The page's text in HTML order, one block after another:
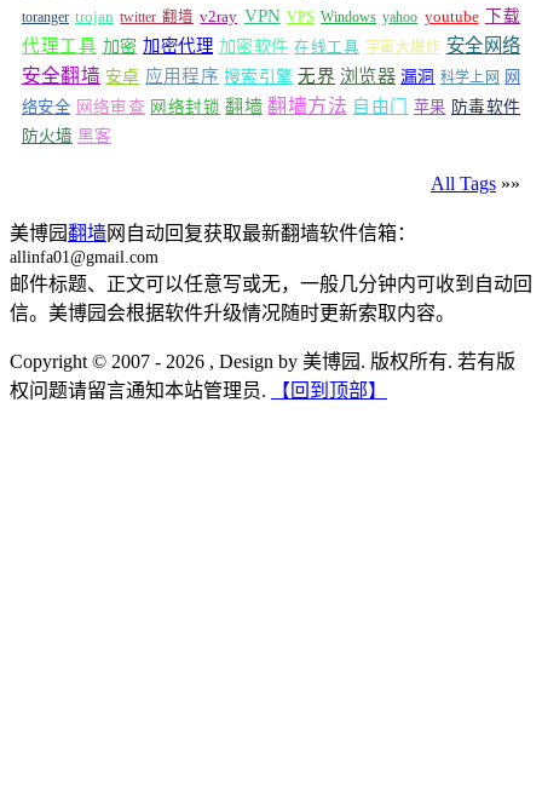
toranger trojan twitter 翻墙 v2ray VPN VPS Windows yahoo youtube 下载
代理工具 加密 加密代理 加密软件 在线工具 宇宙大爆炸 安全网络
安全翻墙 安卓 应用程序 搜索引擎 无界 浏览器 漏洞 科学上网 网
络安全 网络审查 网络封锁 翻墙 翻墙方法 自由门 苹果 防毒软件
防火墙 黑客
All Tags »»
美博园翻墙网自动回复获取最新翻墙软件信箱：
allinfa01@gmail.com
邮件标题、正文可以任意写或无，一般几分钟内可收到自动回
信。美博园会根据软件升级情况随时更新索取内容。
Copyright © 2007 - 2026 , Design by 美博园. 版权所有. 若有版
权问题请留言通知本站管理员.
【回到顶部】